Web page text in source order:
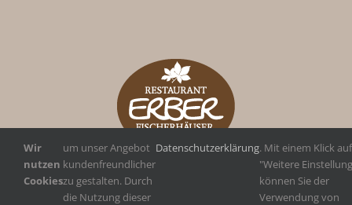
Wir
nutzen
Cookies
um unser Angebot
kundenfreundlicher
zu gestalten. Durch
die Nutzung dieser
Datenschutzerklärung. Mit einem Klick auf
"Weitere
können Sie der
Verwendung von